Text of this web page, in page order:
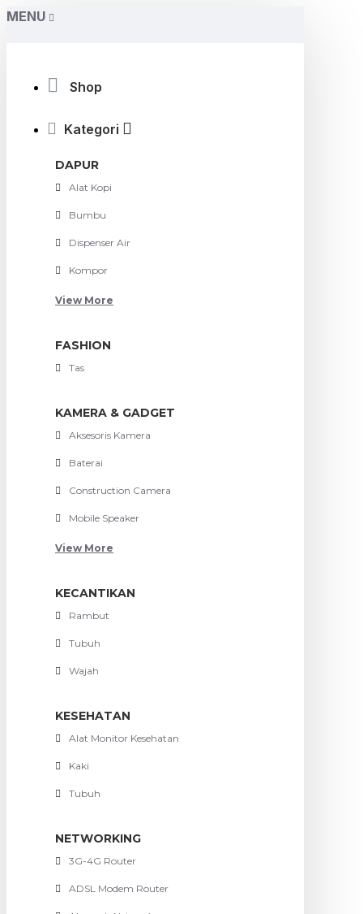
MENU
Shop
Kategori
DAPUR
Alat Kopi
Bumbu
Dispenser Air
Kompor
View More
FASHION
Tas
KAMERA & GADGET
Aksesoris Kamera
Baterai
Construction Camera
Mobile Speaker
View More
KECANTIKAN
Rambut
Tubuh
Wajah
KESEHATAN
Alat Monitor Kesehatan
Kaki
Tubuh
NETWORKING
3G-4G Router
ADSL Modem Router